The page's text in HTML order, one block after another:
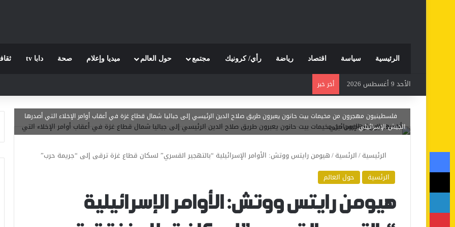
الرئيسية سياسة اقتصاد رياضة رأي/ كرونيك مجتمع حول العالم ميديا وإعلام صحة دابا tv
الأحد 9 أغسطس 2026 أخر خبر
فلسطينيون مهجرون من مخيمات بيت حانون يعبرون طريق صلاح الدين الرئيسي إلى جباليا شمال قطاع غزة في أعقاب أوامر الإخلاء التي أصدرها
الجيش الإسرائيلي.
الرئيسية/الرئسية/هيومن رايتس ووتش: الأوامر الإسرائيلية “بالتهجير القسري” لسكان قطاع غزة ترقى إلى “جريمة حرب”
الرئسية
حول العالم
هيومن رايتس ووتش: الأوامر الإسرائيلية